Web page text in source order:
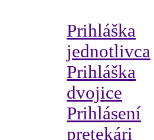
Prihláška
jednotlivca
Prihláška
dvojice
Prihlásení
pretekári